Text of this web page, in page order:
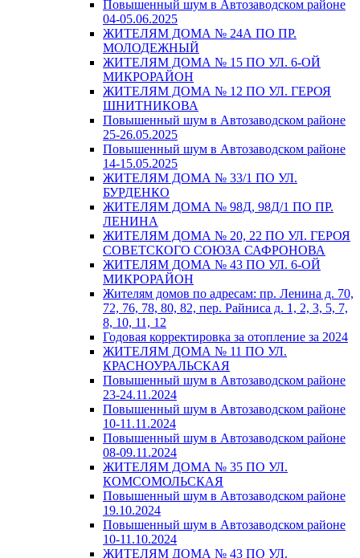
Повышенный шум в Автозаводском районе
04-05.06.2025
ЖИТЕЛЯМ ДОМА № 24А ПО ПР.
МОЛОДЕЖНЫЙ
ЖИТЕЛЯМ ДОМА № 15 ПО УЛ. 6-ОЙ
МИКРОРАЙОН
ЖИТЕЛЯМ ДОМА № 12 ПО УЛ. ГЕРОЯ
ШНИТНИКОВА
Повышенный шум в Автозаводском районе
25-26.05.2025
Повышенный шум в Автозаводском районе
14-15.05.2025
ЖИТЕЛЯМ ДОМА № 33/1 ПО УЛ.
БУРДЕНКО
ЖИТЕЛЯМ ДОМА № 98Д, 98Д/1 ПО ПР.
ЛЕНИНА
ЖИТЕЛЯМ ДОМА № 20, 22 ПО УЛ. ГЕРОЯ
СОВЕТСКОГО СОЮЗА САФРОНОВА
ЖИТЕЛЯМ ДОМА № 43 ПО УЛ. 6-ОЙ
МИКРОРАЙОН
Жителям домов по адресам: пр. Ленина д. 70,
72, 76, 78, 80, 82, пер. Райниса д. 1, 2, 3, 5, 7,
8, 10, 11, 12
Годовая корректировка за отопление за 2024
ЖИТЕЛЯМ ДОМА № 11 ПО УЛ.
КРАСНОУРАЛЬСКАЯ
Повышенный шум в Автозаводском районе
23-24.11.2024
Повышенный шум в Автозаводском районе
10-11.11.2024
Повышенный шум в Автозаводском районе
08-09.11.2024
ЖИТЕЛЯМ ДОМА № 35 ПО УЛ.
КОМСОМОЛЬСКАЯ
Повышенный шум в Автозаводском районе
19.10.2024
Повышенный шум в Автозаводском районе
10-11.10.2024
ЖИТЕЛЯМ ДОМА № 43 ПО УЛ.